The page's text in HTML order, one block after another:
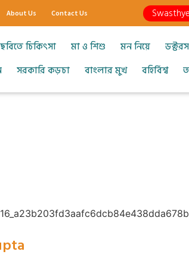
About Us Contact Us
ছবিতে চিকিৎসা মা ও শিশু মন নিয়ে
সরকারি কড়চা বাংলার মুখ বহির্বিশ্ব